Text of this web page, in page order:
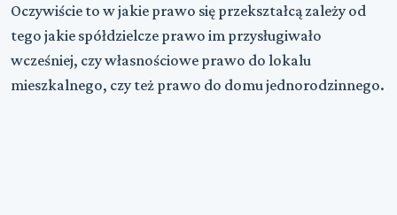
Oczywiście to w jakie prawo się przekształcą zależy od
tego jakie spółdzielcze prawo im przysługiwało
wcześniej, czy własnościowe prawo do lokalu
mieszkalnego, czy też prawo do domu jednorodzinnego.